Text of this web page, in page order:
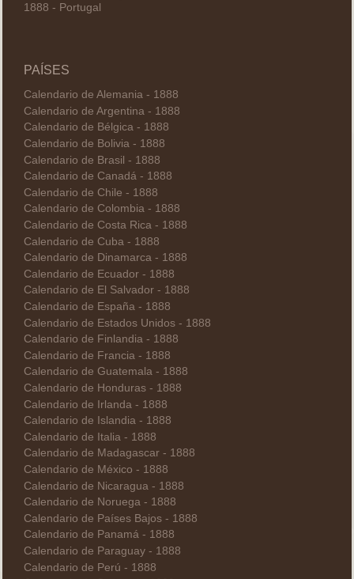
1888 - Portugal
PAÍSES
Calendario de Alemania - 1888
Calendario de Argentina - 1888
Calendario de Bélgica - 1888
Calendario de Bolivia - 1888
Calendario de Brasil - 1888
Calendario de Canadá - 1888
Calendario de Chile - 1888
Calendario de Colombia - 1888
Calendario de Costa Rica - 1888
Calendario de Cuba - 1888
Calendario de Dinamarca - 1888
Calendario de Ecuador - 1888
Calendario de El Salvador - 1888
Calendario de España - 1888
Calendario de Estados Unidos - 1888
Calendario de Finlandia - 1888
Calendario de Francia - 1888
Calendario de Guatemala - 1888
Calendario de Honduras - 1888
Calendario de Irlanda - 1888
Calendario de Islandia - 1888
Calendario de Italia - 1888
Calendario de Madagascar - 1888
Calendario de México - 1888
Calendario de Nicaragua - 1888
Calendario de Noruega - 1888
Calendario de Países Bajos - 1888
Calendario de Panamá - 1888
Calendario de Paraguay - 1888
Calendario de Perú - 1888